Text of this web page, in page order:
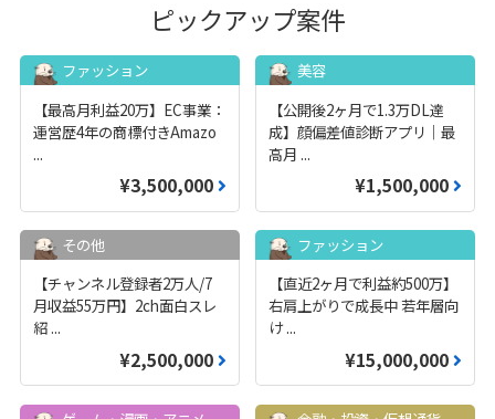
ピックアップ案件
ファッション
【最高月利益20万】EC事業：
運営歴4年の商標付きAmazo
...
¥3,500,000
美容
【公開後2ヶ月で1.3万DL達
成】顔偏差値診断アプリ｜最
高月 ...
¥1,500,000
その他
【チャンネル登録者2万人/7
月収益55万円】2ch面白スレ
紹 ...
¥2,500,000
ファッション
【直近2ヶ月で利益約500万】
右肩上がりで成長中 若年層向
け...
¥15,000,000